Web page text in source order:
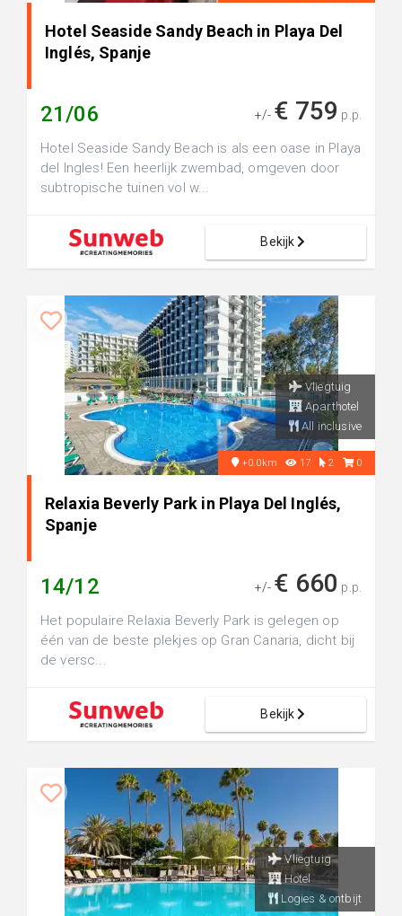
Hotel Seaside Sandy Beach in Playa Del
Inglés, Spanje
21/06 +/- € 759 p.p.
Hotel Seaside Sandy Beach is als een oase in Playa
del Ingles! Een heerlijk zwembad, omgeven door
subtropische tuinen vol w...
Bekijk
Vliegtuig
Aparthotel
All inclusive
+0.0km 17 2 0
Relaxia Beverly Park in Playa Del Inglés,
Spanje
14/12 +/- € 660 p.p.
Het populaire Relaxia Beverly Park is gelegen op
één van de beste plekjes op Gran Canaria, dicht bij
de versc...
Bekijk
Vliegtuig
Hotel
Logies & ontbijt